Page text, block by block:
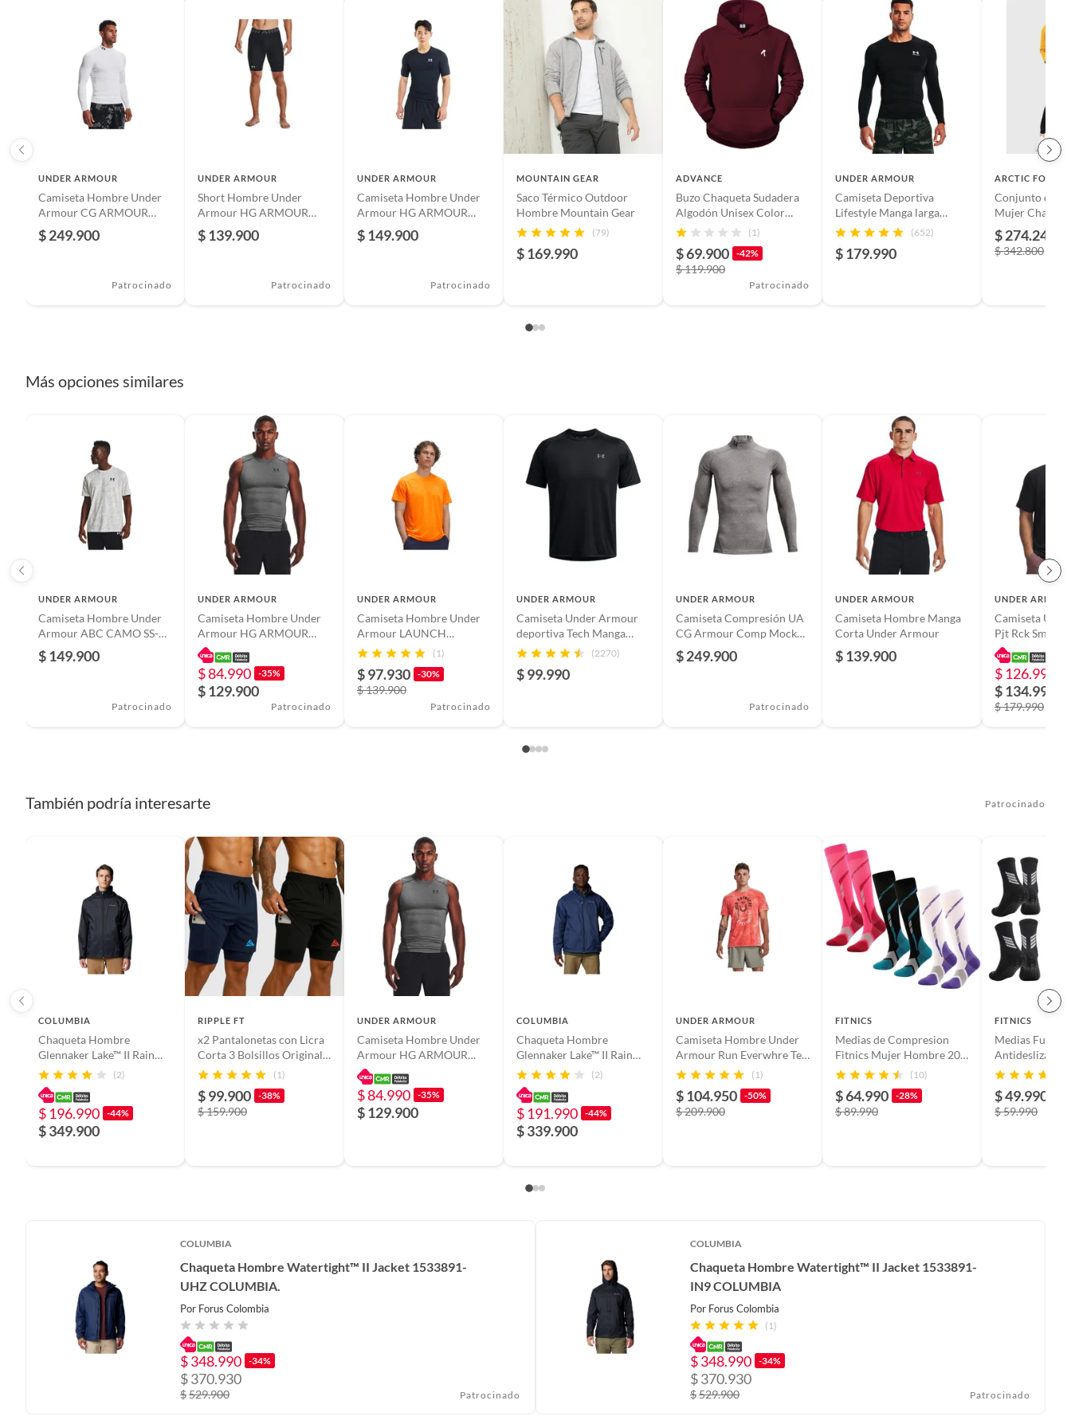
Largo de mangas
Género
UNDER ARMOUR
Camiseta Hombre Under
Armour CG ARMOUR
COMP MO Blanco UNDER
ARMOUR.
$ 249.900
Patrocinado
UNDER ARMOUR
Short Hombre Under
Armour HG ARMOUR
LNG SHO Negro UNDER
ARMOUR
$ 139.900
Patrocinado
UNDER ARMOUR
Camiseta Hombre Under
Armour HG ARMOUR
COMP SS Negro UNDER
ARMOUR
$ 149.900
Patrocinado
MOUNTAIN GEAR
Saco Térmico Outdoor
Hombre Mountain Gear
(79)
$ 169.990
ADVANCE
Buzo Chaqueta Sudadera
Algodón Unisex Color
VINOTINTO
(1)
$ 69.900 -42%
$ 119.900
Patrocinado
UNDER ARMOUR
Camiseta Deportiva
Lifestyle Manga larga
Hombre Under Armour
(652)
$ 179.990
ARCTIC FOX
Conjunto de
Mujer
Mostaza.
$ 274.240
$ 342.800
Más opciones similares
UNDER ARMOUR
Camiseta Hombre Under
Armour ABC CAMO SS-
WHT Blanco UNDER
ARMOUR
$ 149.900
Patrocinado
UNDER ARMOUR
Camiseta Hombre Under
Armour HG ARMOUR
COMP SL Gris UNDER
ARMOUR
$ 84.990 -35%
$ 129.900
Patrocinado
UNDER ARMOUR
Camiseta Hombre Under
Armour LAUNCH
SHORTSLEEVE Naranja
(1)
$ 97.930 -30%
$ 139.900
Patrocinado
UNDER ARMOUR
Camiseta Under Armour
deportiva Tech Manga
corta Training
(2270)
$ 99.990
UNDER ARMOUR
Camiseta Compresión UA
CG Armour Comp Mock
Hombre 1366072-020-
Y81 UNDER ARMOUR
$ 249.900
Patrocinado
UNDER ARMOUR
Camiseta Hombre Manga
Corta Under Armour
$ 139.900
UNDER
Camiseta
Pjt Rck Smpl
Hombre-Negro
$ 126.990
$ 134.990
$ 179.990
También podría interesarte Patrocinado
COLUMBIA
Chaqueta Hombre
Glennaker Lake™ II Rain
Jacket 2089791-XP9
COLUMBIA.
(2)
$ 196.990 -44%
$ 349.900
RIPPLE FT
x2 Pantalonetas con Licra
Corta 3 Bolsillos Original
Ripple
(1)
$ 99.900 -38%
$ 159.900
UNDER ARMOUR
Camiseta Hombre Under
Armour HG ARMOUR
COMP SL Gris UNDER
ARMOUR
$ 84.990 -35%
$ 129.900
COLUMBIA
Chaqueta Hombre
Glennaker Lake™ II Rain
Jacket 2089791-TVR
COLUMBIA.
(2)
$ 191.990 -44%
$ 339.900
UNDER ARMOUR
Camiseta Hombre Under
Armour Run Everwhre Tee
Rojo UNDER ARMOUR
(1)
$ 104.950 -50%
$ 209.900
FITNICS
Medias de Compresion
Fitnics Mujer Hombre 20-
30 mmHg Set x 3(10)
$ 64.990 -28%
$ 89.990
FITNICS
Medias Futbol
Antideslizante
Pantorrillera
$ 49.990
$ 59.990
COLUMBIA
Chaqueta Hombre Watertight™ II Jacket 1533891-
UHZ COLUMBIA.
Por Forus Colombia
$348.990 -34%
$370.930
$529.900 Patrocinado
COLUMBIA
Chaqueta Hombre Watertight™ II Jacket 1533891-
IN9 COLUMBIA
Por Forus Colombia
(1)
$348.990 -34%
$370.930
$529.900 Patrocinado